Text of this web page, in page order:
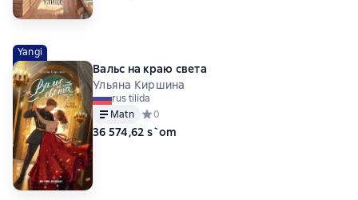
Yangi
Вальс на краю света
Ульяна Киршина
rus tilida
Matn
Средний рейтинг 0 на основе 0 оценок
0
36 574,62 s`om